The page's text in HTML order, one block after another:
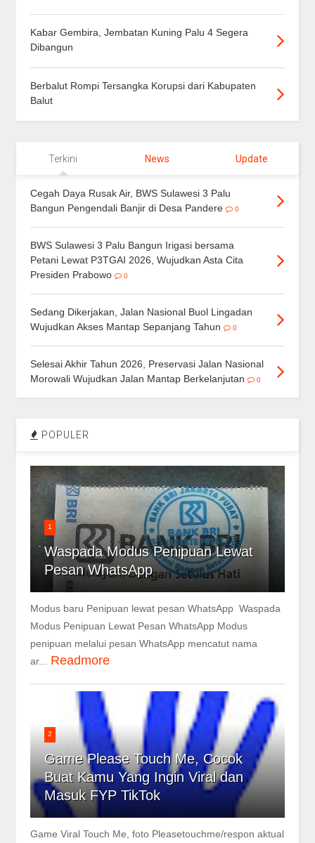
Kabar Gembira, Jembatan Kuning Palu 4 Segera
Dibangun
Berbalut Rompi Tersangka Korupsi dari Kabupaten
Balut
Terkini News Update
Cegah Daya Rusak Air, BWS Sulawesi 3 Palu
Bangun Pengendali Banjir di Desa Pandere
0
BWS Sulawesi 3 Palu Bangun Irigasi bersama
Petani Lewat P3TGAI 2026, Wujudkan Asta Cita
Presiden Prabowo
0
Sedang Dikerjakan, Jalan Nasional Buol Lingadan
Wujudkan Akses Mantap Sepanjang Tahun
0
Selesai Akhir Tahun 2026, Preservasi Jalan Nasional
Morowali Wujudkan Jalan Mantap Berkelanjutan
0
POPULER
1
Waspada Modus Penipuan Lewat
Pesan WhatsApp
Modus baru Penipuan lewat pesan WhatsApp Waspada
Modus Penipuan Lewat Pesan WhatsApp Modus
penipuan melalui pesan WhatsApp mencatut nama
ar...
Readmore
2
Game Please Touch Me, Cocok
Buat Kamu Yang Ingin Viral dan
Masuk FYP TikTok
Game Viral Touch Me, foto Pleasetouchme/respon aktual